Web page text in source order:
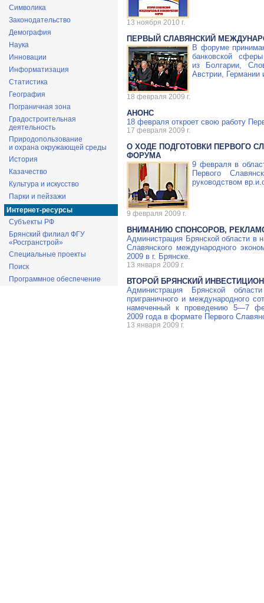
Символика
Законодательство
Демография
Наука
Инновации
Информатизация
Статистика
География
Пограничная зона
Градостроительная
деятельность
Природопользование
и охрана окружающей среды
История
Казачество
Культура и искусство
Парки и пейзажи
Интернет-ресурсы
Субъекты РФ
Брянский филиал ФГУ
«Росгранстрой»
Специальные проекты
Поиск
Программное обеспечение
13 ноября 2010 г.
ПЕРВЫЙ СЛАВЯНСКИЙ
В форуме
банковской
из Болгарии,
Австрии, Германии
18 февраля 2009 г.
АНОНС
18 февраля откроет свою работу
17 февраля 2009 г.
О ХОДЕ ПОДГОТОВКИ ПЕРВОГО
ФОРУМА
9 февраля в
Первого
руководством
9 февраля 2009 г.
ВНИМАНИЮ СПОНСОРОВ,
Администрация Брянской области в
Славянского международного
2009 в г. Брянске.
13 января 2009 г.
ВТОРОЙ БРЯНСКИЙ
Администрация Брянской
приграничного и международного
намеченный к проведению5—7
2009 года в формате Первого
13 января 2009 г.